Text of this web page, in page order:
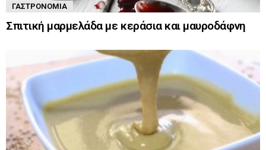
ΓΑΣΤΡΟΝΟΜΊΑ
Σπιτική μαρμελάδα με κεράσια και μαυροδάφνη